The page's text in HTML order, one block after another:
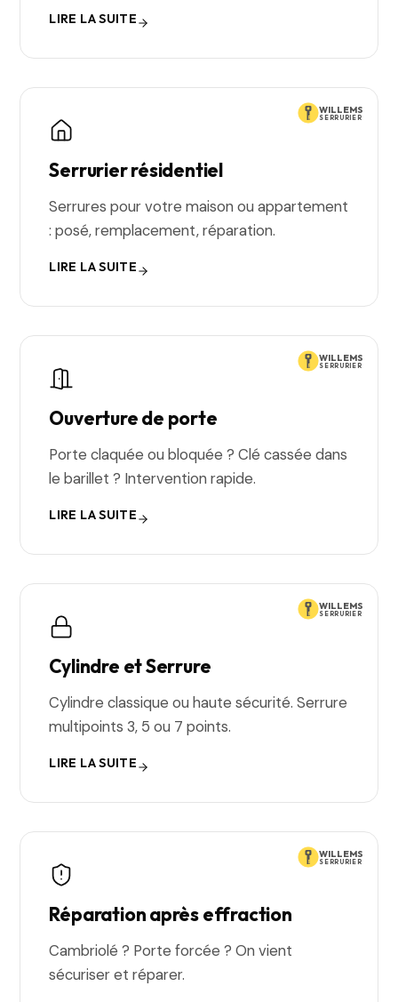
LIRE LA SUITE
WILLEMS
SERRURIER
Serrurier résidentiel
Serrures pour votre maison ou appartement
: posé, remplacement, réparation.
LIRE LA SUITE
WILLEMS
SERRURIER
Ouverture de porte
Porte claquée ou bloquée ? Clé cassée dans
le barillet ? Intervention rapide.
LIRE LA SUITE
WILLEMS
SERRURIER
Cylindre et Serrure
Cylindre classique ou haute sécurité. Serrure
multipoints 3, 5 ou 7 points.
LIRE LA SUITE
WILLEMS
SERRURIER
Réparation après effraction
Cambriolé ? Porte forcée ? On vient
sécuriser et réparer.